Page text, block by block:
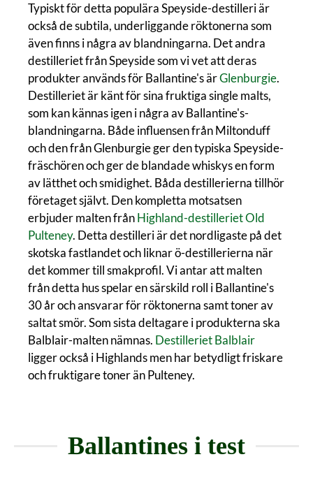
Typiskt för detta populära Speyside-destilleri är
också de subtila, underliggande röktonerna som
även finns i några av blandningarna. Det andra
destilleriet från Speyside som vi vet att deras
produkter används för Ballantine's ärGlenburgie.
Destilleriet är känt för sina fruktiga single malts,
som kan kännas igen i några av Ballantine's-
blandningarna. Både influensen från Miltonduff
och den från Glenburgie ger den typiska Speyside-
fräschören och ger de blandade whiskys en form
av lätthet och smidighet. Båda destillerierna tillhör
företaget självt. Den kompletta motsatsen
erbjuder malten frånHighland-destilleriet Old
Pulteney. Detta destilleri är det nordligaste på det
skotska fastlandet och liknar ö-destillerierna när
det kommer till smakprofil. Vi antar att malten
från detta hus spelar en särskild roll i Ballantine's
30 år och ansvarar för röktonerna samt toner av
saltat smör. Som sista deltagare i produkterna ska
Balblair-malten nämnas. Destilleriet Balblair
ligger också i Highlands men har betydligt friskare
och fruktigare toner än Pulteney.
Ballantines i test